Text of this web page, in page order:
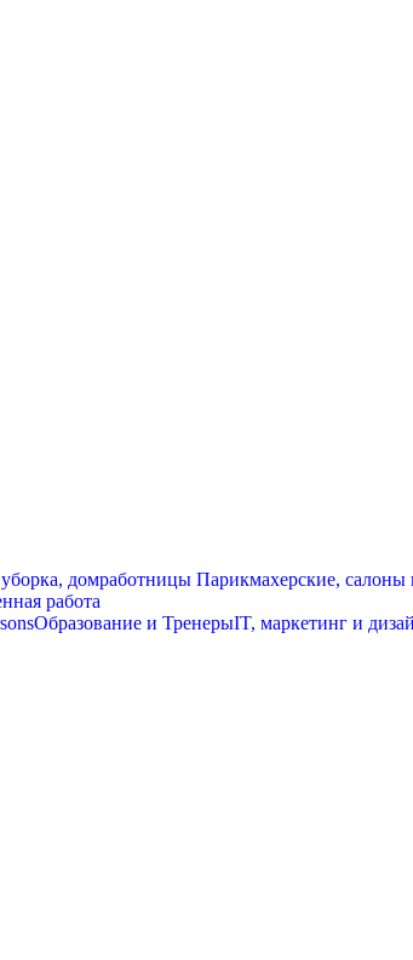
домработницы Парикмахерские, салоны
работа
Образование и ТренерыIT, маркетинг и